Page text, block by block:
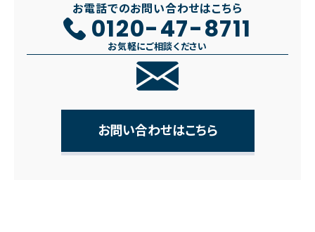
お電話でのお問い合わせはこちら
0120-47-8711
お気軽にご相談ください
お問い合わせはこちら